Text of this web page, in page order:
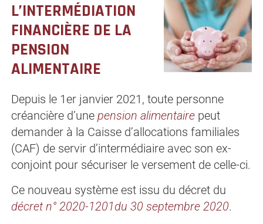
L’INTERMÉDIATION
FINANCIÈRE DE LA
PENSION
ALIMENTAIRE
Depuis le 1er janvier 2021, toute personne
créancière d’une pension alimentairepeut
demander à la Caisse d’allocations familiales
(CAF) de servir d’intermédiaire avec son ex-
conjoint pour sécuriser le versement de celle-ci.
Ce nouveau système est issu du décret du
décret n° 2020-1201du 30 septembre 2020.